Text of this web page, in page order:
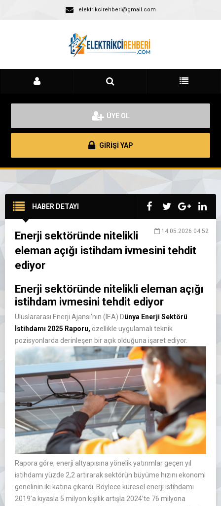
elektrikcirehberi@gmail.com
ÜYE OL
GİRİŞİ YAP
HABER DETAYI
14.05.2026 04:52
Enerji sektöründe nitelikli
eleman açığı istihdam ivmesini tehdit
ediyor
Enerji sektöründe nitelikli eleman açığı
istihdam ivmesini tehdit ediyor
Uluslararası Enerji Ajansı’nın (IEA) Dünya Enerji Sektörü
İstihdamı 2025 Raporu, özellikle uygulamal ı teknik
pozisyonlarda derinleşen bir açık olduğuna işaret ediyor.
Rapora göre, enerji altyapısına yönelik yatırımlar geçen yıl
istihdamı yüzde 2,2 artırarak sektörün büyüme hızını ekonomi
genelinin iki katına çıkardı. Böylece küresel enerji istihdamı
2019’a kıyasla 5 milyon kişilik artışla 2024’te 76 milyona